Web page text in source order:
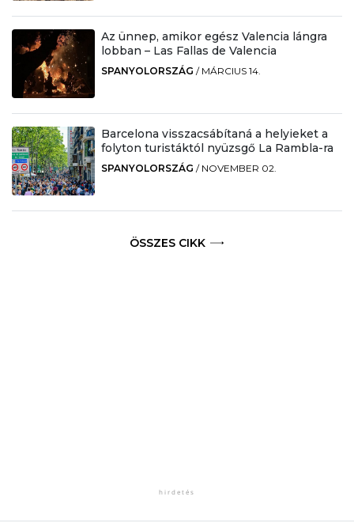
Az ünnep, amikor egész Valencia lángra
lobban – Las Fallas de Valencia
SPANYOLORSZÁG / MÁRCIUS 14.
Barcelona visszacsábítaná a helyieket a
folyton turistáktól nyüzsgő La Rambla-ra
SPANYOLORSZÁG / NOVEMBER 02.
ÖSSZES CIKK